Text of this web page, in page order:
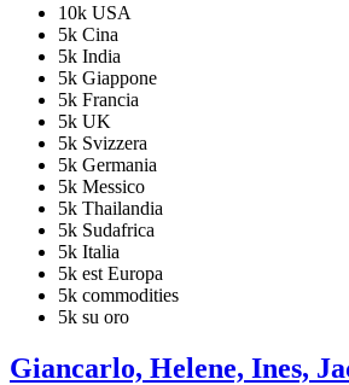
10k USA
5k Cina
5k India
5k Giappone
5k Francia
5k UK
5k Svizzera
5k Germania
5k Messico
5k Thailandia
5k Sudafrica
5k Italia
5k est Europa
5k commodities
5k su oro
Giancarlo, Helene, Ines,